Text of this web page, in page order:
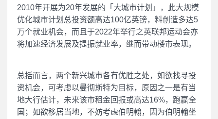
2010年开展为20年发展的「大城市计划」，此大规模
优化城市计划总投资额高达100亿英镑，料创造多达5
万个就业机会，而且于2022年举行之英联邦运动会亦
将加速经济发展及提振就业率，继而带动楼市表现。
总括而言，两个新兴城市各有优胜之处，如欲找寻投
资机会，可考虑以曼彻斯特为目标，原因之一是有当
地大行估计，未来该市租金回报或高达16%，跑赢全
国；如欲移居当地，不妨考虑伯明翰，因为伯明翰坐